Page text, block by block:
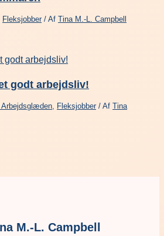
Fleksjobber/ AfTina M.-L. Campbell
godt arbejdsliv!
Arbejdsglæden, Fleksjobber/ AfTina
M.-L. Campbell